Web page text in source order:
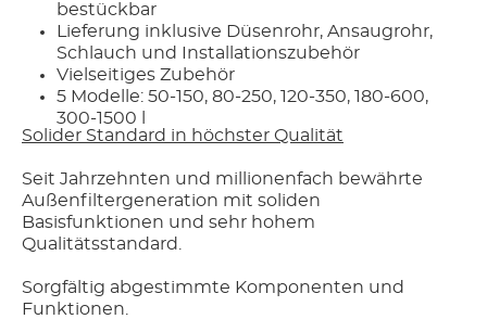
bestückbar
Lieferung inklusive Düsenrohr, Ansaugrohr,
Schlauch und Installationszubehör
Vielseitiges Zubehör
5 Modelle: 50-150, 80-250, 120-350, 180-600,
300-1500 l
Solider Standard in höchster Qualität
Seit Jahrzehnten und millionenfach bewährte
Außenfiltergeneration mit soliden
Basisfunktionen und sehr hohem
Qualitätsstandard.
Sorgfältig abgestimmte Komponenten und
Funktionen.